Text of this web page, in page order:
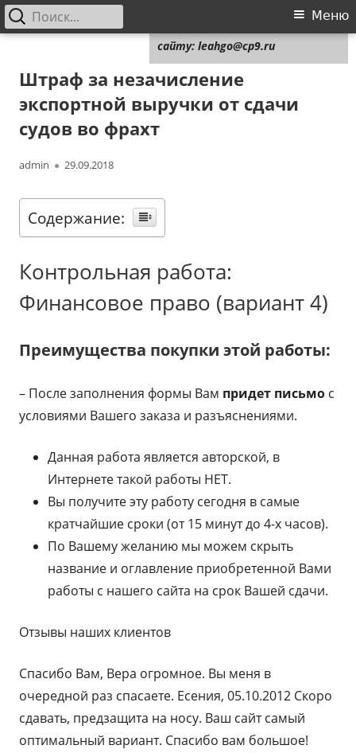
содержимому
Основное
Меню
Найти:
Штраф за незачисление
экспортной выручки от сдачи
судов во фрахт
Автор
admin Опубликовано
29.09.2018
Содержание:
Контрольная работа:
Финансовое право (вариант 4)
Преимущества покупки этой работы:
– После заполнения формы Вам придет письмо с
условиями Вашего заказа и разъяснениями.
Данная работа является авторской, в
Интернете такой работы НЕТ.
Вы получите эту работу сегодня в самые
кратчайшие сроки (от 15 минут до 4-х часов).
По Вашему желанию мы можем скрыть
название и оглавление приобретенной Вами
работы с нашего сайта на срок Вашей сдачи.
Отзывы наших клиентов
Спасибо Вам, Вера огромное. Вы меня в
очередной раз спасаете. Есения, 05.10.2012 Скоро
сдавать, предзащита на носу. Ваш сайт самый
оптимальный вариант. Спасибо вам большое!
сайту: leahgo@cp9.ru